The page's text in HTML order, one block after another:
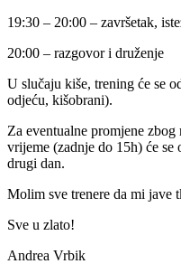
19:30 – 20:00 – završetak,
20:00 – razgovor i druženje
U slučaju kiše, trening će se
odjeću, kišobrani).
Za eventualne promjene
vrijeme (zadnje do 15h) će
drugi dan.
Molim sve trenere da mi jave
Sve u zlato!
Andrea Vrbik